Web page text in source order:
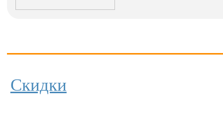
Скидки